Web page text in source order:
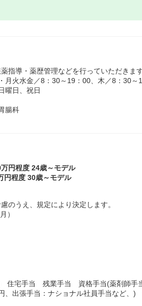
指導・薬歴管理などを行っていただきます
月火水金／8：30～19：00、木／8：30
曜日、祝日
腸科
円程度 24歳～モデル
円程度 30歳～モデル
のうえ、規定により決定します。
）
住宅手当 残業手当 資格手当(薬剤師手
、出張手当：ナショナル社員手当など、)